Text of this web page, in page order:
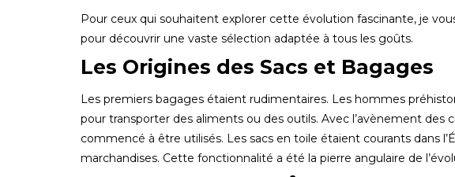
Pour ceux qui souhaitent explorer cette évolution fascinante, je
pour découvrir une vaste sélection adaptée à tous les goûts.
Les Origines des Sacs et Bagages
Les premiers bagages étaient rudimentaires. Les hommes
pour transporter des aliments ou des outils. Avec l’avènement des
commencé à être utilisés. Les sacs en toile étaient courants dans
marchandises. Cette fonctionnalité a été la pierre angulaire de